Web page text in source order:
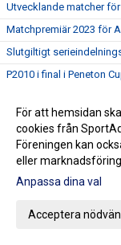
Utvecklande matcher
Matchpremiär 2023 för
Slutgiltigt
P2010 i final i Peneton
Bra insatser i
P2010 till kvartsfinal i
Bra prestationer av
GOTT NYTT ÅR
Bra insats i Skånecupen
För att hemsidan
cookies från
Föreningen kan
eller
Anpassa dina val
Acceptera